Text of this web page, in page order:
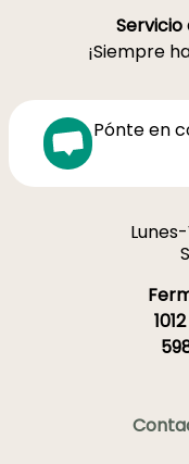
¡Siempre
Pónte en